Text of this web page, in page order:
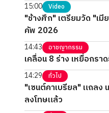
15:00 Video
"ช้างศึก" เตรียมวัด "เมี
คัพ 2026
14:43 อาชญากรรม
เคลื่อน 8 ร่าง เหยื่อกร
14:29 ทั่วไป
"เซนต์คาเบรียล" แถลง
ลงโทษแล้ว